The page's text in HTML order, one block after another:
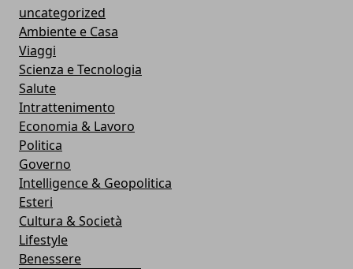
uncategorized
Ambiente e Casa
Viaggi
Scienza e Tecnologia
Salute
Intrattenimento
Economia & Lavoro
Politica
Governo
Intelligence & Geopolitica
Esteri
Cultura & Società
Lifestyle
Benessere